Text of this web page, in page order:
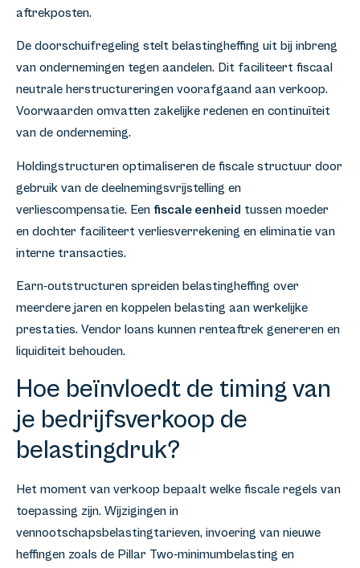
aftrekposten.
De doorschuifregeling stelt belastingheffing uit bij inbreng
van ondernemingen tegen aandelen. Dit faciliteert fiscaal
neutrale herstructureringen voorafgaand aan verkoop.
Voorwaarden omvatten zakelijke redenen en continuïteit
van de onderneming.
Holdingstructuren optimaliseren de fiscale structuur door
gebruik van de deelnemingsvrijstelling en
verliescompensatie. Een fiscale eenheid tussen moeder
en dochter faciliteert verliesverrekening en eliminatie van
interne transacties.
Earn-outstructuren spreiden belastingheffing over
meerdere jaren en koppelen belasting aan werkelijke
prestaties. Vendor loans kunnen renteaftrek genereren en
liquiditeit behouden.
Hoe beïnvloedt de timing van
je bedrijfsverkoop de
belastingdruk?
Het moment van verkoop bepaalt welke fiscale regels van
toepassing zijn. Wijzigingen in
vennootschapsbelastingtarieven, invoering van nieuwe
heffingen zoals de Pillar Two-minimumbelasting en